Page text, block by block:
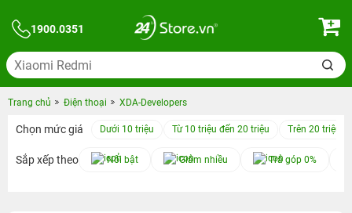
1900.0351
Trang chủ Điện thoại XDA-Developers
Chọn mức giá Dưới 10 triệu Từ 10 triệu đến 20 triệu Trên 20 triệu
Sắp xếp theo Nổi bật Giảm nhiều Trả góp 0%